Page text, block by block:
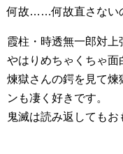
何故……何故直さない
霞柱・時透無一郎対上
やはりめちゃくちゃ面
煉獄さんの鍔を見て
ンも凄く好きです。
鬼滅は読み返してもお